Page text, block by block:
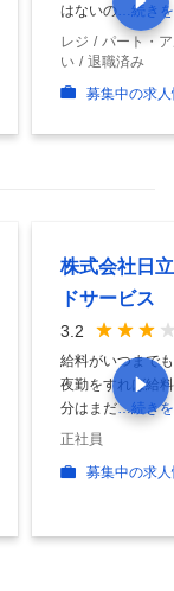
はないの …続き
レジ
パート・
い
退職済み
募集中の求
株式会社日
ドサービス
3.2
給料がいつまで
夜勤をすれば給
分はまだ…続き
正社員
募集中の求